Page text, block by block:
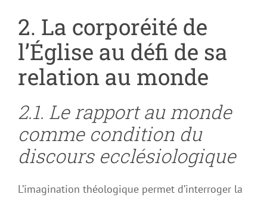
2. La corporéité de
l’Église au défi de sa
relation au monde
2.1. Le rapport au monde
comme condition du
discours ecclésiologique
L’imagination théologique permet d’interroger la